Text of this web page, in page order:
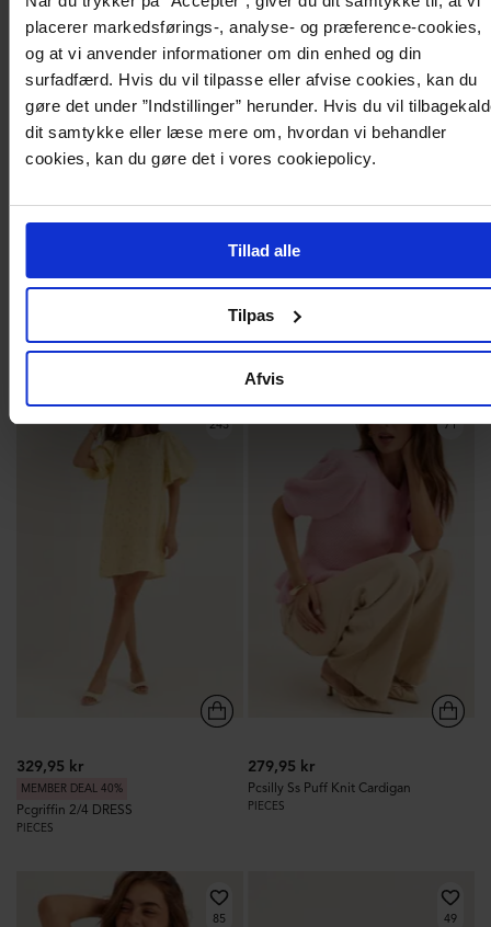
placerer markedsførings-, analyse- og præference-cookies,
og at vi anvender informationer om din enhed og din
surfadfærd. Hvis du vil tilpasse eller afvise cookies, kan du
gøre det under ”Indstillinger” herunder. Hvis du vil
dit samtykke eller læse mere om, hvordan vi behandler
cookies, kan du gøre det i vores cookiepolicy.
Tillad alle
Tilpas
Afvis
259,95 kr
MEMBER DEAL 50% Pcjulia Sl Peplum Top
PIECES
243
329,95 kr
MEMBER DEAL 40%
Pcgriffin 2/4 DRESS
PIECES
71
279,95 kr
Pcsilly Ss Puff Knit Cardigan
PIECES
85 49